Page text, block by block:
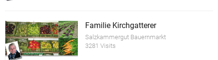
Familie Kirchgatterer
Salzkammergut Bauernmarkt
3281 Visits